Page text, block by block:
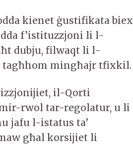
kienet ġustifikata biex
f’istituzzjoni li l-
dubju, filwaqt li l-
mingħajr tfixkil.
il-Qorti
rwol tar-regolatur, u li
jafu l-istatus ta’
għal korsijiet li